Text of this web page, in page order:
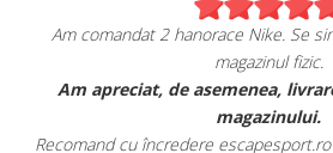
Am comandat 2 hanorace Nike. Se
magazinul fizic.
Am apreciat, de asemenea,
magazinului.
Recomand cu încredere